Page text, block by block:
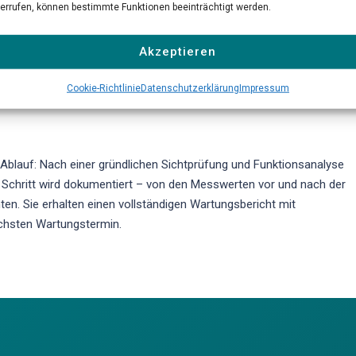
können bestimmte Funktionen beeinträchtigt werden.
Akzeptieren
Cookie-RichtlinieDatenschutzerklärungImpressum
Servicetechniker eine umfassende Inspektion aller
Wir überprüfen die Linearität und Querempfindlichkeit der
nach Herstellervorschrift getauscht.
Nach einer gründlichen Sichtprüfung und Funktionsanalyse
wird dokumentiert – von den Messwerten vor und nach der
Sie erhalten einen vollständigen Wartungsbericht mit
Wartungstermin.